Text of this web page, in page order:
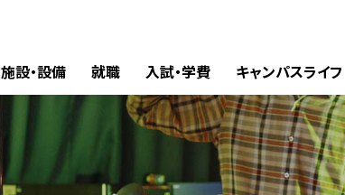
施設・設備 就職 入試・学費 キャンパスライフ